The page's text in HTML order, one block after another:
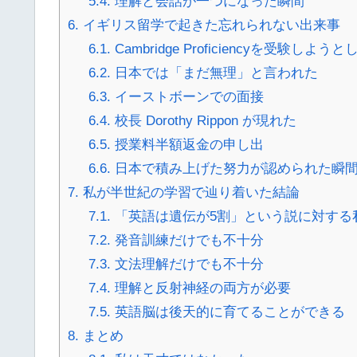
6. イギリス留学で起きた忘れられない出来事
6.1. Cambridge Proficiencyを受験しようと
6.2. 日本では「まだ無理」と言われた
6.3. イーストボーンでの面接
6.4. 校長 Dorothy Rippon が現れた
6.5. 授業料半額返金の申し出
6.6. 日本で積み上げた努力が認められた瞬間
7. 私が半世紀の学習で辿り着いた結論
7.1. 「英語は遺伝が5割」という説に対する
7.2. 発音訓練だけでも不十分
7.3. 文法理解だけでも不十分
7.4. 理解と反射神経の両方が必要
7.5. 英語脳は後天的に育てることができる
8. まとめ